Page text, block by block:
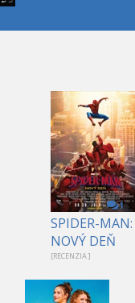
1
SPIDER-MAN:
NOVÝ DEŇ
[RECENZIA ]